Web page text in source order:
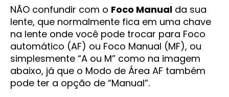
NÃO confundir com o Foco Manual da sua
lente, que normalmente fica em uma chave
na lente onde você pode trocar para Foco
automático (AF) ou Foco Manual (MF), ou
simplesmente “A ou M” como na imagem
abaixo, já que o Modo de Área AF também
pode ter a opção de “Manual”.